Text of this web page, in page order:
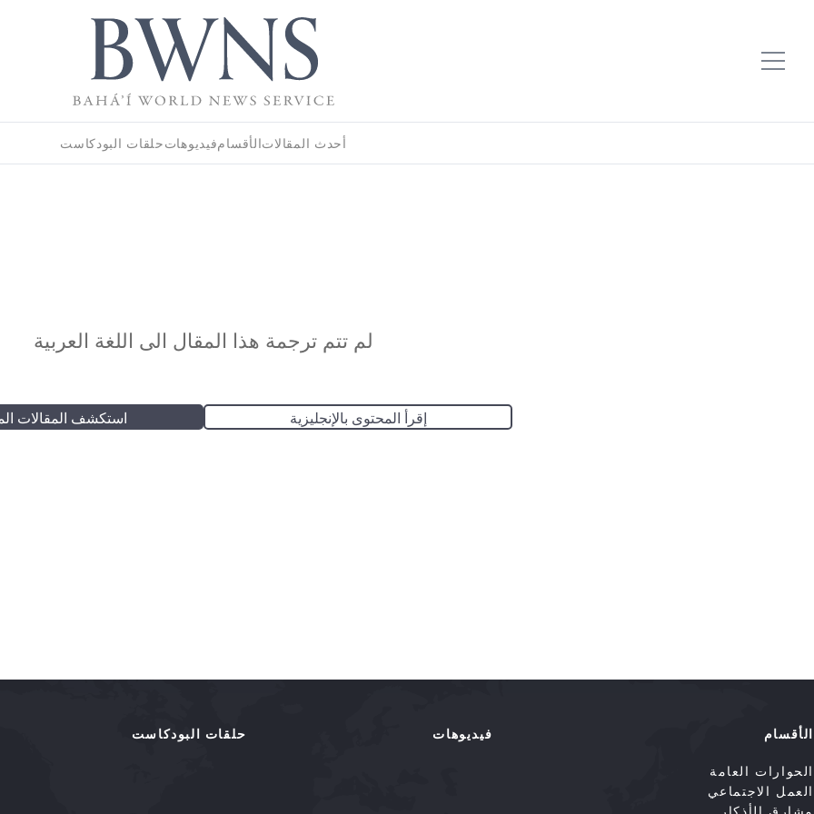
أحدث المقالاتالأقسامفيديوهاتحلقات البودكاست
لم تتم ترجمة هذا المقال الى اللغة العربية
إقرأ المحتوى بالإنجليزية استكشف المقالات
الأقسام
الحوارات العامة
العمل الاجتماعي
مشارق الأذكار
فيديوهات حلقات البودكاست